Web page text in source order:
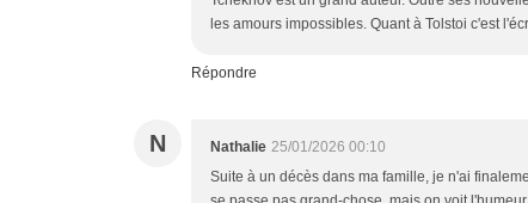
les amours impossibles. Quant à Tolstoi c'est
Répondre
N Nathalie 25/01/2026 00:10
Suite à un décès dans ma famille, je n'ai